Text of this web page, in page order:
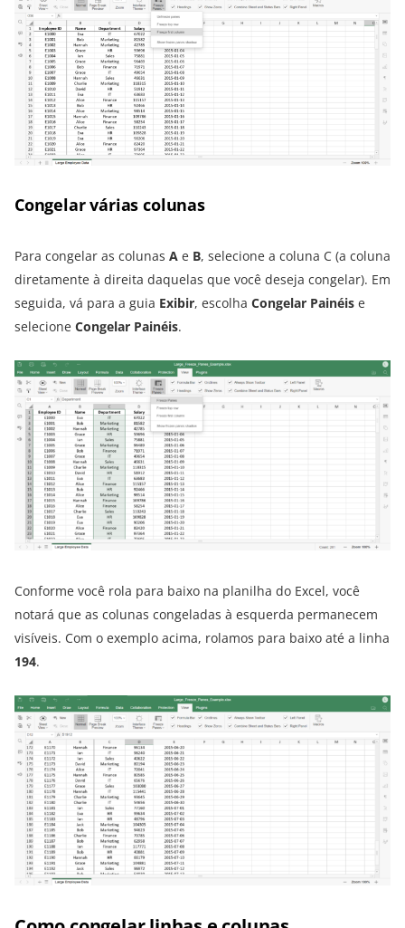
Congelar várias colunas
Para congelar as colunas A e B, selecione a coluna C (a coluna
diretamente à direita daquelas que você deseja congelar). Em
seguida, vá para a guia Exibir, escolha Congelar Painéis e
selecione Congelar Painéis.
Conforme você rola para baixo na planilha do Excel, você
notará que as colunas congeladas à esquerda permanecem
visíveis. Com o exemplo acima, rolamos para baixo até a linha
194.